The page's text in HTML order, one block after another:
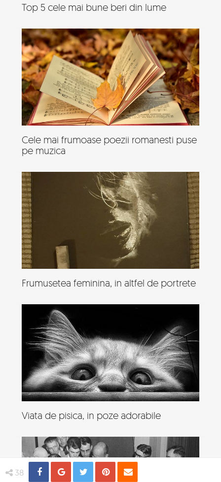
38 Share Distribuie
Tweet Pin
Top 5 cele mai bune beri din lume
Cele mai frumoase poezii romanesti puse
pe muzica
Frumusetea feminina, in altfel de portrete
Viata de pisica, in poze adorabile